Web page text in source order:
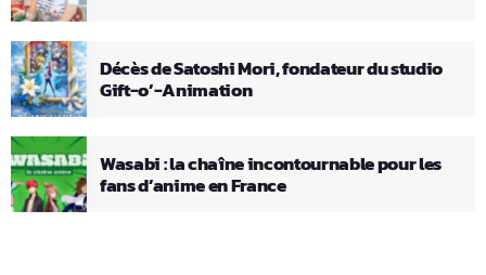
Décès de Satoshi Mori, fondateur du studio
Gift-o’-Animation
Wasabi : la chaîne incontournable pour les
fans d’anime en France